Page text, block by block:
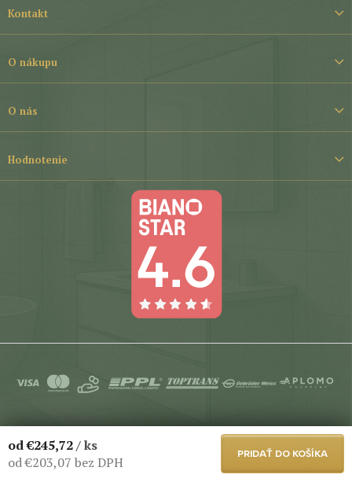
i
Kontakt
O nákupu
O nás
Hodnotenie
. Všetky práva vyhradené.
od€245,72/ ks
od€203,07 bez DPH
PRIDAŤ DO KOŠÍKA